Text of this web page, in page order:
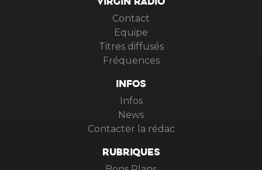
VIRGIN RADIO
Contact
Equipe
Titres diffusés
Fréquences
INFOS
Infos
News
Contacter la rédac
RUBRIQUES